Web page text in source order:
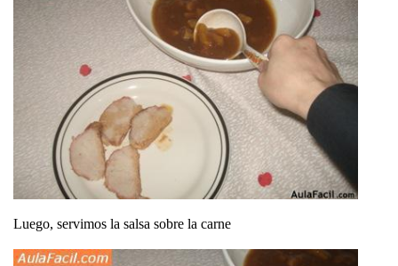
Luego, servimos la salsa sobre la carne